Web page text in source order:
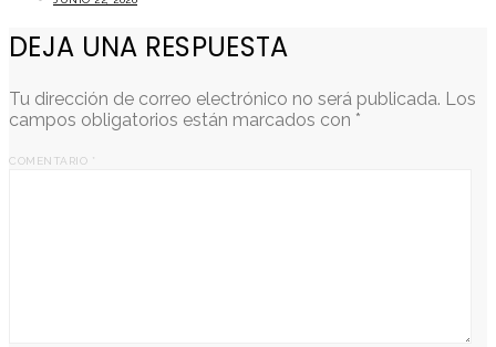
DEJA UNA RESPUESTA
Tu dirección de correo electrónico no será publicada. Los
campos obligatorios están marcados con *
COMENTARIO *